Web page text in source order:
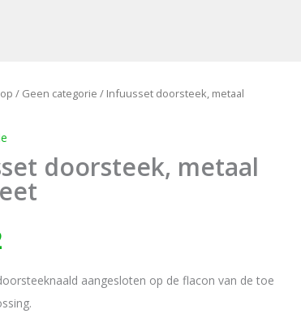
/ Geen categorie / Infuusset doorsteek, metaal
doorsteek, metaal
aangesloten op de flacon van de toe